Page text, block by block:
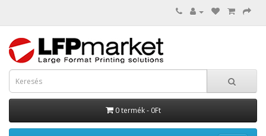
0 termék - 0Ft